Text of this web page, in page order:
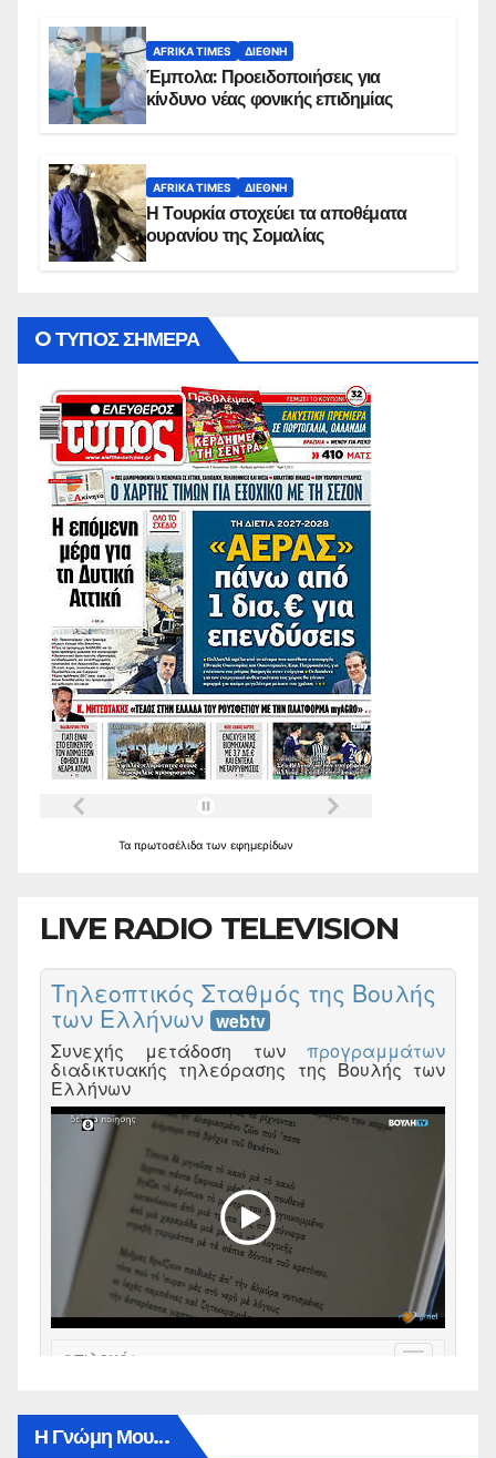
AFRIKA TIMES ΔΙΕΘΝΉ
Έμπολα: Προειδοποιήσεις για
κίνδυνο νέας φονικής επιδημίας
AFRIKA TIMES ΔΙΕΘΝΉ
Η Τουρκία στοχεύει τα αποθέματα
ουρανίου της Σομαλίας
O ΤΥΠΟΣ ΣΗΜΕΡΑ
Τα πρωτοσέλιδα των εφημερίδων
LIVE RADIO TELEVISION
Η Γνώμη Μου…